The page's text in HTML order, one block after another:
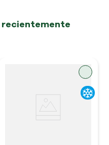
recientemente